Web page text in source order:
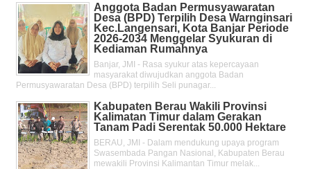
Anggota Badan Permusyawaratan
Desa (BPD) Terpilih Desa Warnginsari
Kec.Langensari, Kota Banjar Periode
2026-2034 Menggelar Syukuran di
Kediaman Rumahnya
Banjar, JMI - Rasa syukur atas kepercayaan
masyarakat diwujudkan anggota Badan
Permusyawaratan Desa (BPD) terpilih Seli punagar...
Kabupaten Berau Wakili Provinsi
Kalimatan Timur dalam Gerakan
Tanam Padi Serentak 50.000 Hektare
BERAU, JMI - Dalam mendukung upaya program
Swasembada Pangan Nasional, Kabupaten Berau
mewakili Provinsi Kalimantan Timur melak...